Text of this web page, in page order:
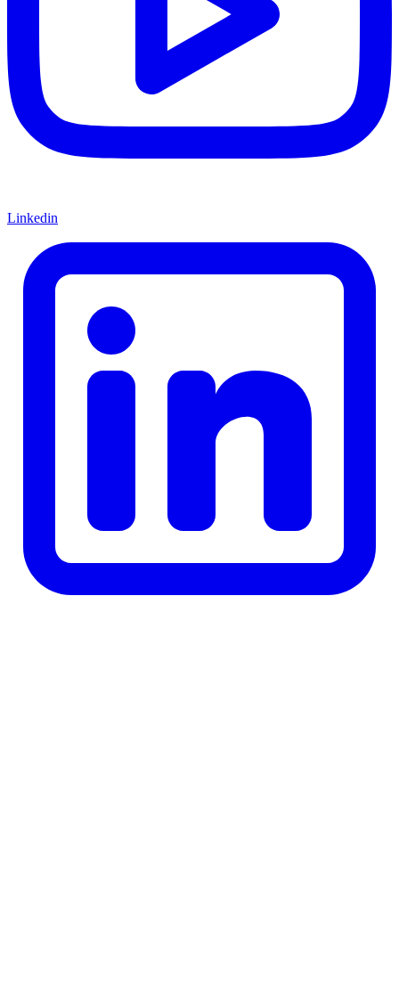
Linkedin